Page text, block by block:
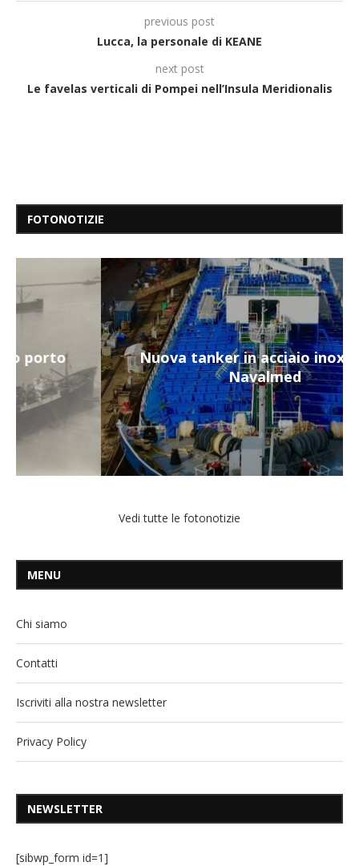
previous post
Lucca, la personale di KEANE
next post
Le favelas verticali di Pompei nell’Insula Meridionalis
FOTONOTIZIE
Nuova tanker in acciaio inox per la
Navalmed
Vedi tutte le fotonotizie
MENU
Chi siamo
Contatti
Iscriviti alla nostra newsletter
Privacy Policy
NEWSLETTER
[sibwp_form id=1]